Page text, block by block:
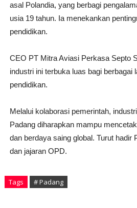
asal Polandia, yang berbagi
usia 19 tahun. Ia menekankan
pendidikan.
CEO PT Mitra Aviasi Perkasa Septo
industri ini terbuka luas bagi berbagai
pendidikan.
Melalui kolaborasi pemerintah,
Padang diharapkan mampu
dan berdaya saing global. Turut hadir
dan jajaran OPD.
Tags # Padang